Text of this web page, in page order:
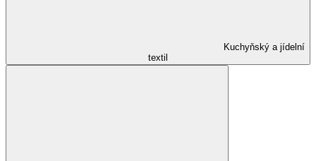
Kuchyňský a jídelní
textil